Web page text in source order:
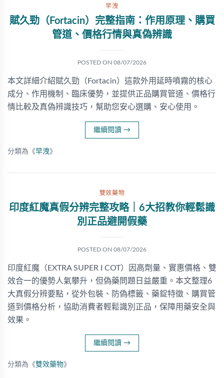
早洩
賦久勁（Fortacin）完整指南：作用原理、購買
管道、價格行情與真偽辨識
POSTED ON 08/07/2026
本文詳細介紹賦久勁（Fortacin）這款外用延時噴霧的核心
成分、作用機制、臨床優勢，並提供正品購買管道、價格行
情比較及真偽辨識技巧，幫助您安心選購、安心使用。
繼續閱讀 →
分類為《早洩》
雙效藥物
印度紅魔真假分辨完整攻略｜6大招教你輕鬆識
別正品避開假藥
POSTED ON 08/07/2026
印度紅魔（EXTRA SUPER I COT）因高劑量、實惠價格、雙
效合一的優勢人氣攀升，但偽藥問題日益嚴重。本文整理6
大真假分辨要點，從外包裝、防偽標籤、藥錠特徵、購買管
道到價格分析，協助消費者輕鬆識別正品，保障用藥安全與
效果。
繼續閱讀 →
分類為《雙效藥物》